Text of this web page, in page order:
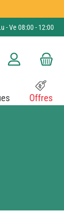
- Ve 08:00 - 12:00
avez 0 articles dans
Offres